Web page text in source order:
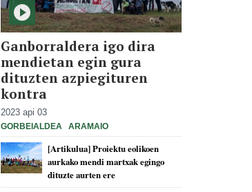
Ganborraldera igo dira
mendietan egin gura
dituzten azpiegituren
kontra
2023 api 03
GORBEIALDEA ARAMAIO
[Artikulua] Proiektu eolikoen
aurkako mendi martxak egingo
dituzte aurten ere